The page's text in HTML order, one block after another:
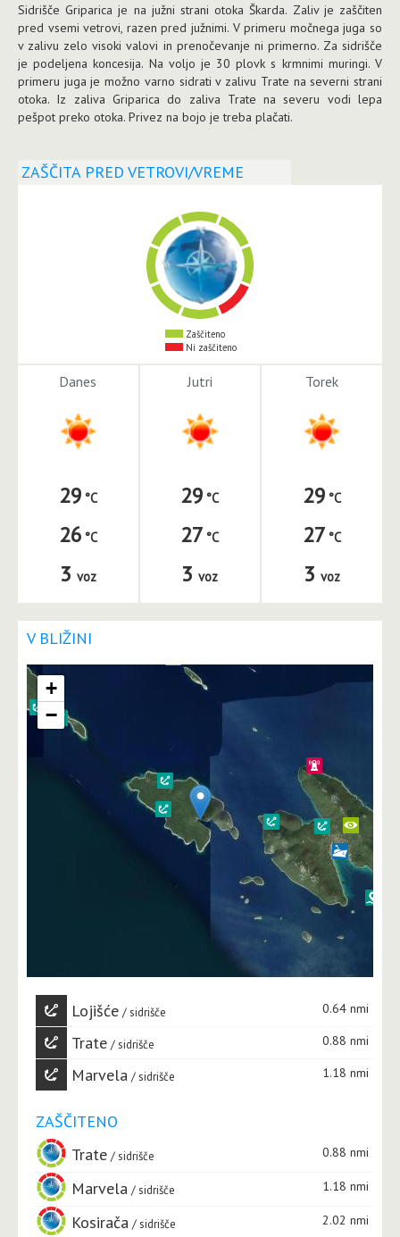
Sidrišče Griparica je na južni strani otoka Škarda. Zaliv je zaščiten
pred vsemi vetrovi, razen pred južnimi. V primeru močnega juga so
v zalivu zelo visoki valovi in prenočevanje ni primerno. Za sidrišče
je podeljena koncesija. Na voljo je 30 plovk s krmnimi muringi. V
primeru juga je možno varno sidrati v zalivu Trate na severni strani
otoka. Iz zaliva Griparica do zaliva Trate na severu vodi lepa
pešpot preko otoka. Privez na bojo je treba plačati.
ZAŠČITA PRED VETROVI/VREME
Zaščiteno
Ni zaščiteno
Danes
29
26
3 voz
Jutri
29
27
3 voz
Torek
29
27
3 voz
V BLIŽINI
+
−
Lojišće sidrišče 0.64 nmi
Trate sidrišče 0.88 nmi
Marvela sidrišče 1.18 nmi
ZAŠČITENO
Trate
sidrišče 0.88 nmi
Marvela sidrišče 1.18 nmi
Kosirača sidrišče 2.02 nmi